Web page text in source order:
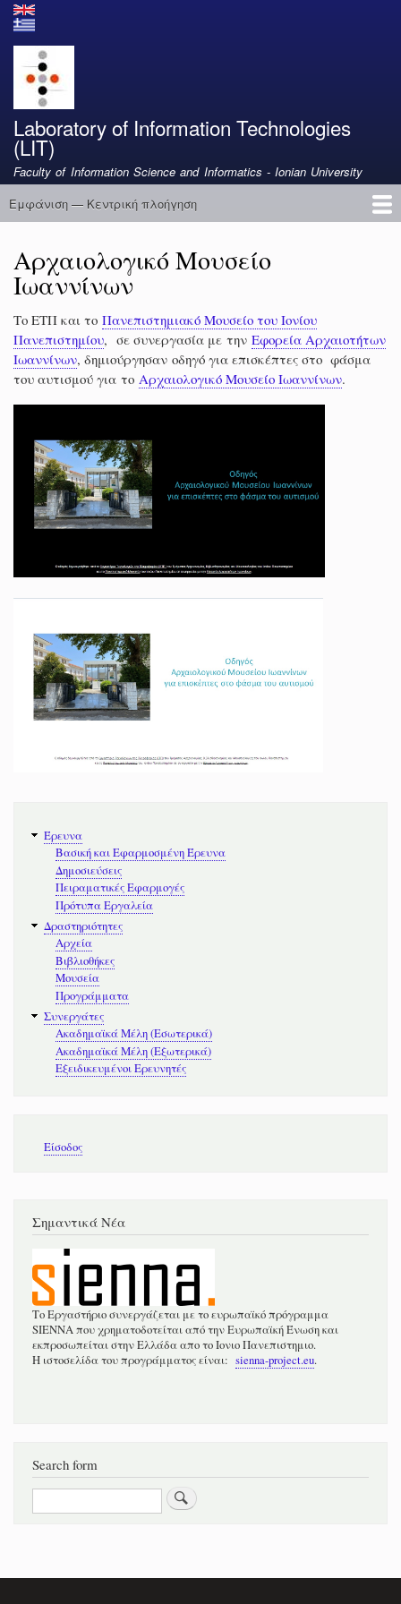
Laboratory of Information Technologies
(LIT)
Faculty of Information Science and Informatics - Ionian University
Κεντρική
Εμφάνιση — Κεντρική πλοήγηση
Αρχαιολογικό Μουσείο
Ιωαννίνων
Το ΕΤΠ και το Πανεπιστημιακό Μουσείο του Ιονίου
Πανεπιστημίου, σε συνεργασία με την Εφορεία Αρχαιοτήτων
Ιωαννίνων, δημιούργησαν οδηγό για επισκέπτες στο φάσμα
του αυτισμού για τo Αρχαιολογικό Μουσείο Ιωαννίνων.
Σύνδεσμοι
Έρευνα
Βασική και Εφαρμοσμένη Έρευνα
Δημοσιεύσεις
Πειραματικές Εφαρμογές
Πρότυπα Εργαλεία
Δραστηριότητες
Αρχεία
Βιβλιοθήκες
Μουσεία
Προγράμματα
Συνεργάτες
Ακαδημαϊκά Μέλη (Εσωτερικά)
Ακαδημαϊκά Μέλη (Εξωτερικά)
Εξειδικευμένοι Ερευνητές
λογαριασμού
Είσοδος
Σημαντικά Νέα
Το Εργαστήριο συνεργάζεται με το ευρωπαϊκό πρόγραμμα
SIENNA που χρηματοδοτείται από την Ευρωπαϊκή Ένωση και
εκπροσωπείται στην Ελλάδα απο το Ιονιο Πανεπιστημιο.
Η ιστοσελίδα του προγράμματος είναι: sienna-project.eu.
Search form
Αναζήτηση